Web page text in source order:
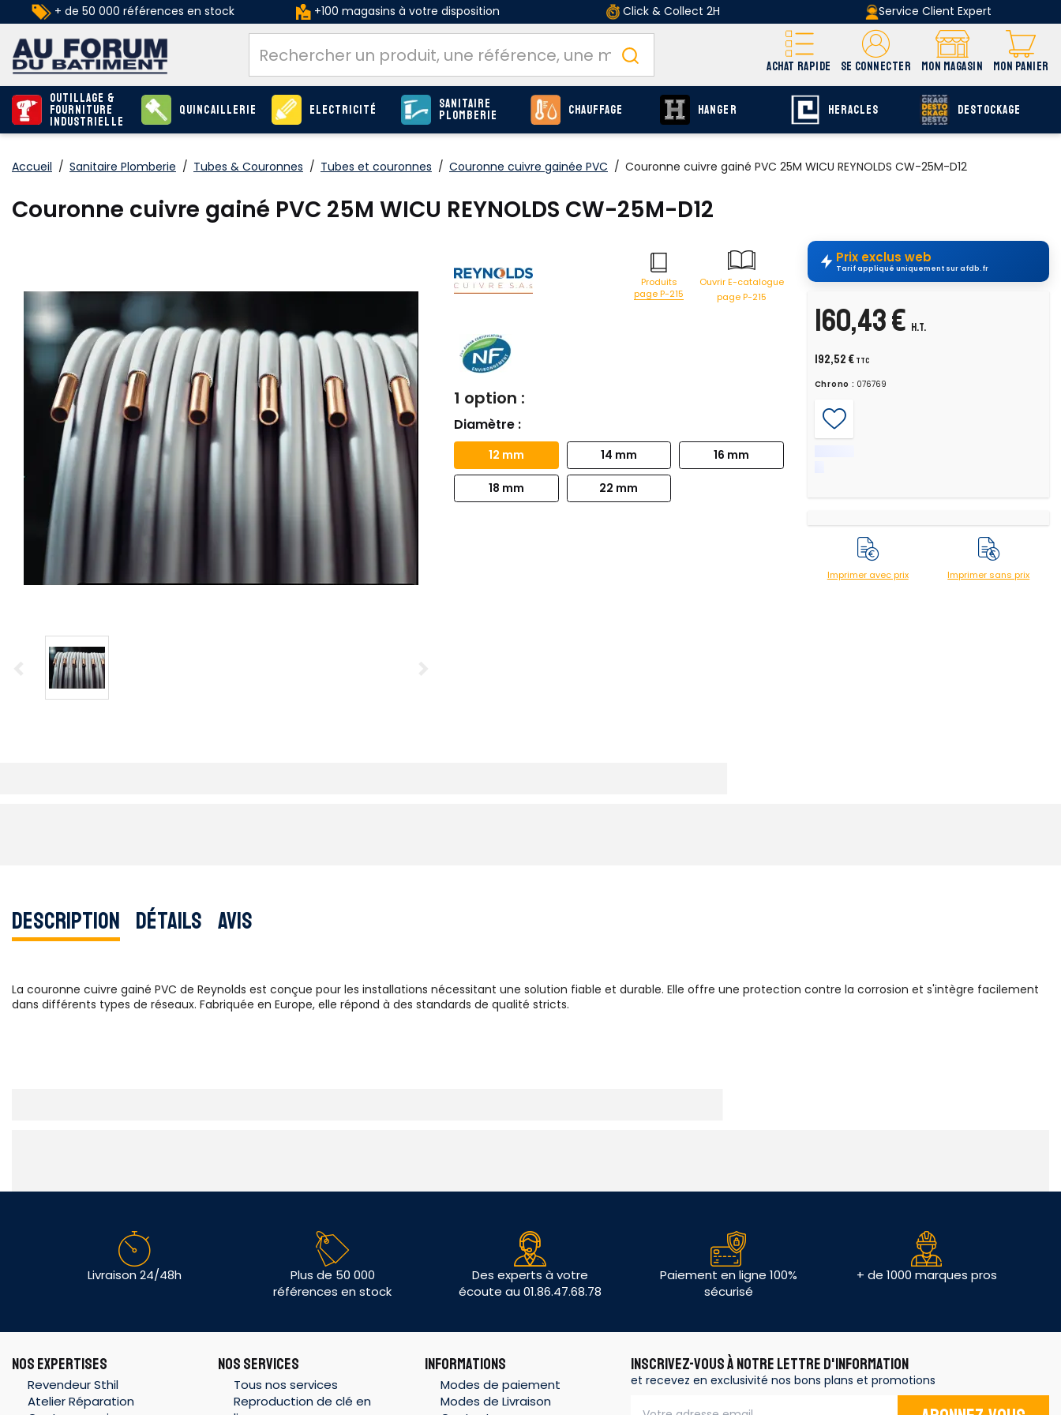
+ de 50 000 références en stock +100 magasins à votre disposition Click & Collect 2H Service Client Expert
ACHAT RAPIDE SE CONNECTER MON MAGASIN MON PANIER
Outillage &
Fourniture
industrielle
Quincaillerie Electricité Sanitaire
Plomberie Chauffage HANGER HERACLES DESTOCKAGE
Accueil / Sanitaire Plomberie / Tubes & Couronnes / Tubes et couronnes / Couronne cuivre gainée PVC / Couronne cuivre gainé PVC 25M WICU REYNOLDS CW-25M-D12
Couronne cuivre gainé PVC 25M WICU REYNOLDS CW-25M-D12
Produits
page P-215
Ouvrir E-catalogue
page P-215
1 option :
Diamètre :
12 mm 14 mm 16 mm
18 mm 22 mm
Prix exclus web
Tarif appliqué uniquement sur afdb.fr
160,43 € H.T.
192,52 € TTC
Chrono : 076769
Imprimer avec prix Imprimer sans prix
Description Détails Avis
La couronne cuivre gainé PVC de Reynolds est conçue pour les installations nécessitant une solution fiable et durable. Elle offre une protection contre la corrosion et s'intègre facilement
dans différents types de réseaux. Fabriquée en Europe, elle répond à des standards de qualité stricts.
Livraison 24/48h
Plus de 50 000
références en stock
Des experts à votre
écoute au 01.86.47.68.78
Paiement en ligne 100%
sécurisé
+ de 1000 marques pros
NOS EXPERTISES
Revendeur Sthil
Atelier Réparation
NOS SERVICES
Tous nos services
Reproduction de clé en
INFORMATIONS
Modes de paiement
Modes de Livraison
INSCRIVEZ-VOUS À NOTRE LETTRE D'INFORMATION
et recevez en exclusivité nos bons plans et promotions